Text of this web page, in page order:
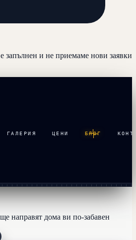
запълнен и не приемаме нови заявки
ГАЛЕРИЯ ЦЕНИ БЛОГ
направят дома ви по-забавен